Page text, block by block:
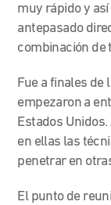
muy rápido y
antepasado
combinación de
Fue a finales
empezaron a
Estados
en ellas las
penetrar en
El punto de